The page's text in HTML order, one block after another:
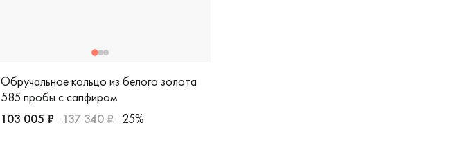
Обручальное кольцо из белого золота
585 пробы с сапфиром
103 005 ₽ 137 340 ₽ 25%